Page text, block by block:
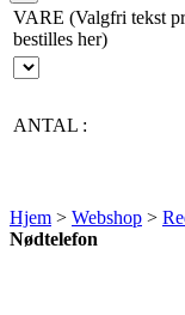
VARE (Valgfri tekst
bestilles her)
ANTAL :
Hjem > Webshop >
Nødtelefon